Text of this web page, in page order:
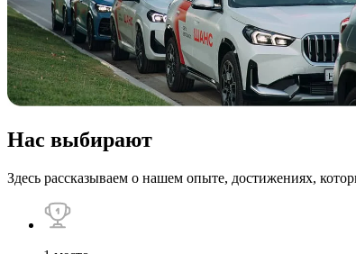
Нас выбирают
Здесь рассказываем о нашем опыте, достижениях,